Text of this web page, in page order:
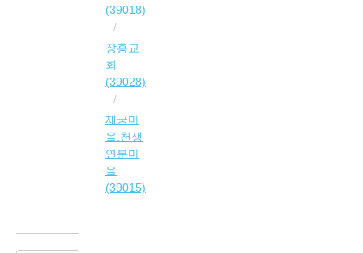
(39018)
장흥교
회
(39028)
재궁마
을.천생
연분마
을
(39015)